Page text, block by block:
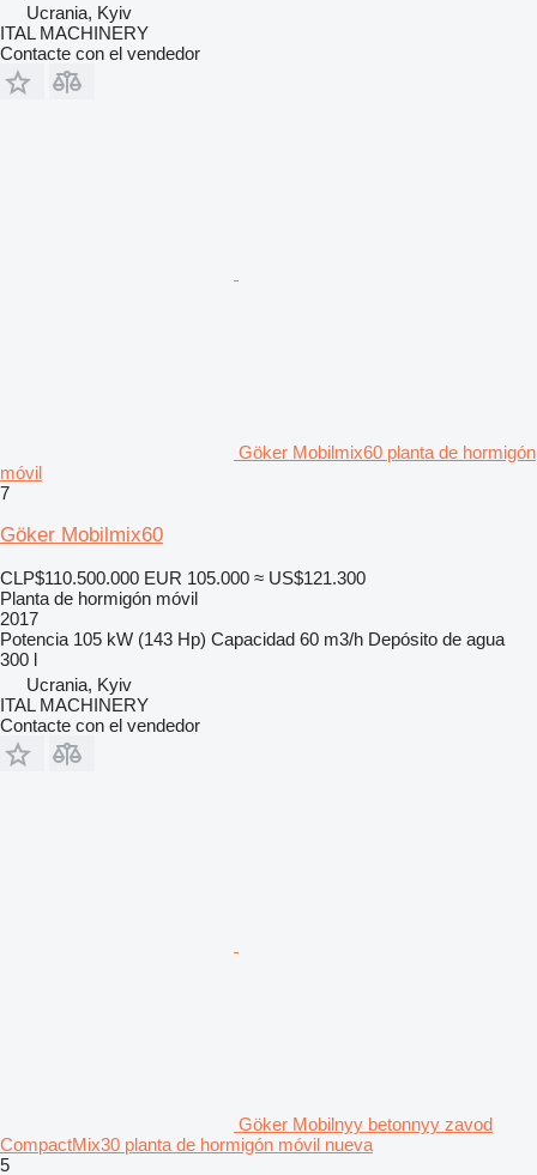
Ucrania, Kyiv
ITAL MACHINERY
Contacte con el vendedor
Göker Mobilmix60 planta de hormigón
móvil
7
Göker Mobilmix60
CLP$110.500.000 EUR 105.000 ≈ US$121.300
Planta de hormigón móvil
2017
Potencia 105 kW (143 Hp) Capacidad 60 m3/h Depósito de agua
300 l
Ucrania, Kyiv
ITAL MACHINERY
Contacte con el vendedor
Göker Mobilnyy betonnyy zavod
CompactMix30 planta de hormigón móvil nueva
5